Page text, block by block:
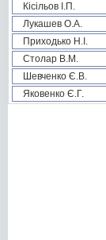
Кісільов І.П.
Лукашев О.А.
Приходько Н.І.
Столар В.М.
Шевченко Є.В.
Яковенко Є.Г.